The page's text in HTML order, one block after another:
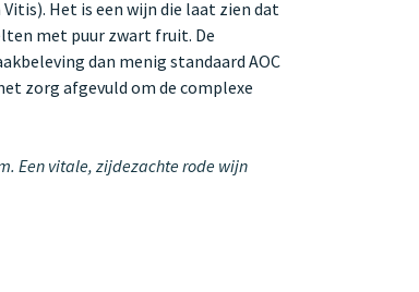
Het is een wijn die laat zien dat
met puur zwart fruit. De
dan menig standaard AOC
zorg afgevuld om de complexe
Een vitale, zijdezachte rode wijn